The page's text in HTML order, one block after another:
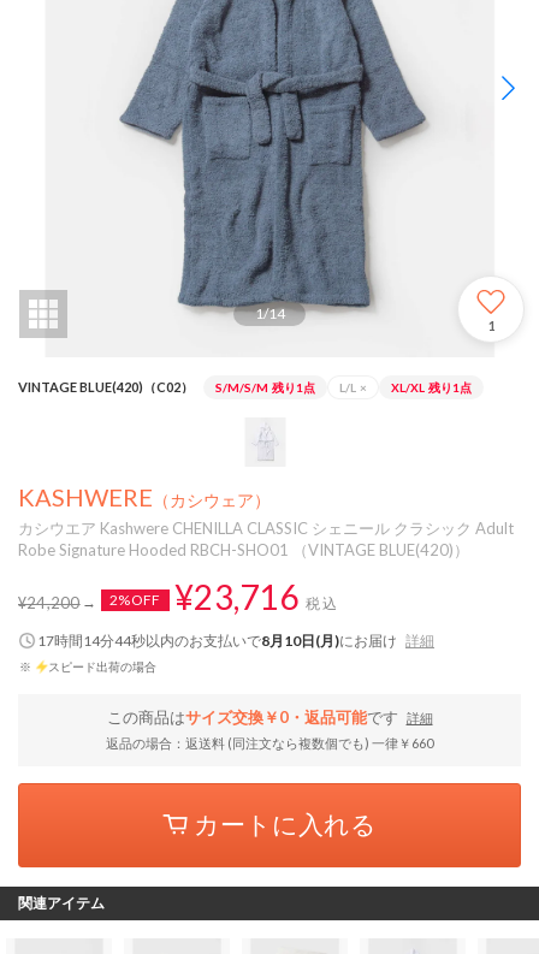
1/14
1
VINTAGE BLUE(420)（C02） S/M/S/M 残り1点 L/L × XL/XL 残り1点
KASHWERE （カシウェア）
カシウエア Kashwere CHENILLA CLASSIC シェニール クラシック Adult
Robe Signature Hooded RBCH-SHO01 （VINTAGE BLUE(420)）
¥24,200 2%OFF ¥23,716 税込
17時間14分43秒以内のお支払いで8月10日(月)にお届け 詳細
※ スピード出荷の場合
この商品はサイズ交換￥0・返品可能です
詳細
返品の場合：返送料 (同注文なら複数個でも) 一律￥660
カートに入れる
関連アイテム